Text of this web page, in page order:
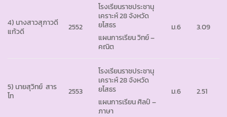
4) นางสาวสุภาวดี
แก้วดี
2552
โรงเรียนราชประชานุ
เคราะห์ 28 จังหวัด
ยโสธร
แผนการเรียน วิทย์ –
คณิต
ม.6 3.09
5) นายสุวิทย์ สาร
โท
2553
โรงเรียนราชประชานุ
เคราะห์ 28 จังหวัด
ยโสธร
แผนการเรียน ศิลป์ –
ภาษา
ม.6 2.51